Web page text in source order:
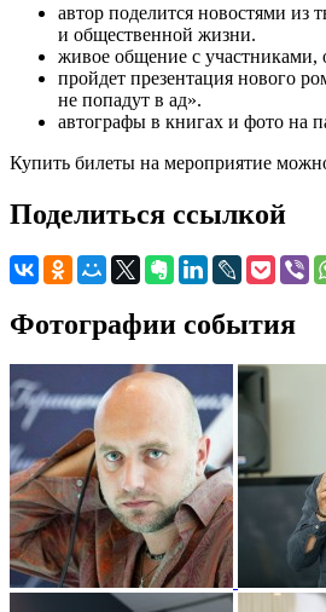
автор поделится новостями из
и общественной жизни.
живое общение с участниками,
пройдет презентация нового
не попадут в ад».
автографы в книгах и фото на
Купить билеты на мероприятие
Поделиться ссылкой
Фотографии события